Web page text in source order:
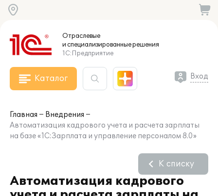
Отраслевые
и специализированныерешения
1С:Предприятие
Каталог Вход
Главная
Внедрения
Автоматизация кадрового учета и расчета зарплаты
на базе «1С:Зарплата и управление персоналом 8.0»
Автоматизация кадрового
К списку